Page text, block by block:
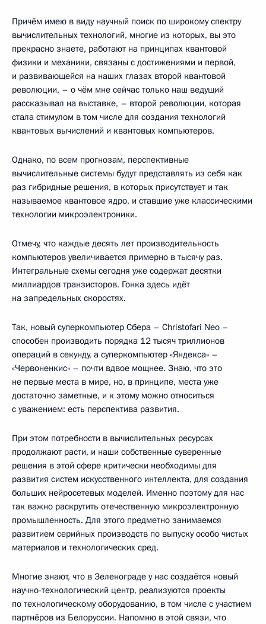
Причём имею в виду научный поиск по широкому спектру
вычислительных технологий, многие из которых, вы это
прекрасно знаете, работают на принципах квантовой
физики и механики, связаны с достижениями и первой,
и развивающейся на наших глазах второй квантовой
революции, – о чём мне сейчас только наш ведущий
рассказывал на выставке, – второй революции, которая
стала стимулом в том числе для создания технологий
квантовых вычислений и квантовых компьютеров.
Однако, по всем прогнозам, перспективные
вычислительные системы будут представлять из себя как
раз гибридные решения, в которых присутствует и так
называемое квантовое ядро, и ставшие уже классическими
технологии микроэлектроники.
Отмечу, что каждые десять лет производительность
компьютеров увеличивается примерно в тысячу раз.
Интегральные схемы сегодня уже содержат десятки
миллиардов транзисторов. Гонка здесь идёт
на запредельных скоростях.
Так, новый суперкомпьютер Сбера – Christofari Neo –
способен производить порядка 12 тысяч триллионов
операций в секунду, а суперкомпьютер «Яндекса» –
«Червоненкис» – почти вдвое мощнее. Знаю, что это
не первые места в мире, но, в принципе, места уже
достаточно заметные, и к этому можно относиться
с уважением: есть перспектива развития.
При этом потребности в вычислительных ресурсах
продолжают расти, и наши собственные суверенные
решения в этой сфере критически необходимы для
развития систем искусственного интеллекта, для создания
больших нейросетевых моделей. Именно поэтому для нас
так важно раскрутить отечественную микроэлектронную
промышленность. Для этого предметно занимаемся
развитием серийных производств по выпуску особо чистых
материалов и технологических сред.
Многие знают, что в Зеленограде у нас создаётся новый
научно-технологический центр, реализуются проекты
по технологическому оборудованию, в том числе с участием
партнёров из Белоруссии. Напомню в этой связи, что